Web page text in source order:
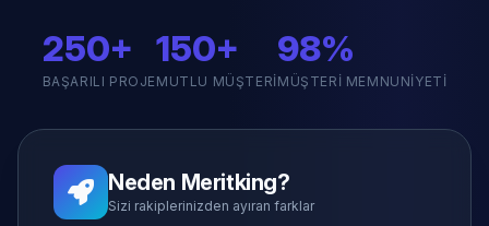
250+
BAŞARILI PROJE
150+
MUTLU MÜŞTERI
98%
MÜŞTERI MEMNUNIYETI
Neden Meritking?
Sizi rakiplerinizden ayıran farklar